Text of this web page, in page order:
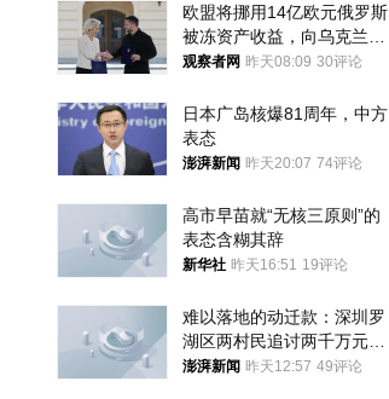
欧盟将挪用14亿欧元俄罗斯
被冻资产收益，向乌克兰提
供援助
观察者网 昨天08:09 30评论
日本广岛核爆81周年，中方
表态
澎湃新闻 昨天20:07 74评论
高市早苗就“无核三原则”的
表态含糊其辞
新华社 昨天16:51 19评论
难以落地的动迁款：深圳罗
湖区两村民追讨两千万元动
迁款八年未果
澎湃新闻 昨天12:57 49评论